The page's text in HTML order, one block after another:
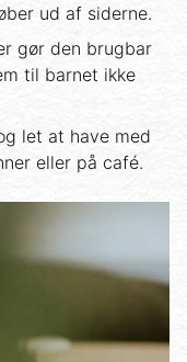
ud af siderne.
gør den brugbar
til barnet ikke
let at have med
eller på café.